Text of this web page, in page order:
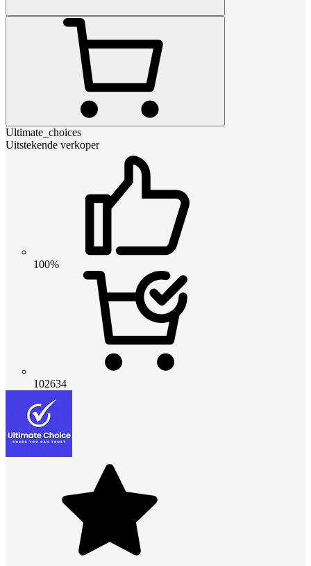
Ultimate_choices
Uitstekende verkoper
100%
102634